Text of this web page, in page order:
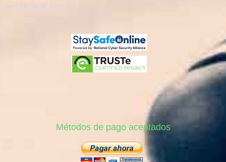
perjudicial de Internet.
Métodos de pago aceptados